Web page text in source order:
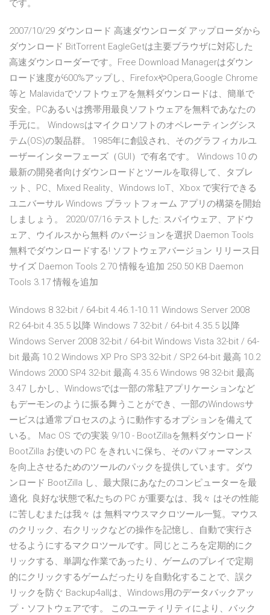
です。
2007/10/29 ダウンロード 高速ダウンローダ アップローダから
ダウンロード BitTorrent EagleGetは主要ブラウザに対応した
高速ダウンローダーです。Free Download Managerはダウン
ロード速度が600%アップし、FirefoxやOpera,Google Chrome
等と Malavidaでソフトウェアを無料ダウンロードは、簡単で
安全。PCあるいは携帯用最良ソフトウェアを無料であなたの
手元に。 Windowsはマイクロソフトのオペレーティングシス
テム(OS)の製品群。 1985年に創設され、そのグラフィカルユ
ーザーインターフェーズ（GUI）で有名です。 Windows 10 の
最新の開発者向けダウンロードとツールを取得して、タブレ
ット、PC、Mixed Reality、Windows IoT、Xbox で実行できる
ユニバーサル Windows プラットフォーム アプリの構築を開始
しましょう。 2020/07/16 テストした: スパイウェア、アドウ
ェア、ウイルスから無料 のバージョンを選択 Daemon Tools
無料でダウンロードする! ソフトウェアバージョン リリース日
サイズ Daemon Tools 2.70 情報を追加 250.50 KB Daemon
Tools 3.17 情報を追加
Windows 8 32-bit / 64-bit 4.46.1-10.11 Windows Server 2008
R2 64-bit 4.35.5 以降 Windows 7 32-bit / 64-bit 4.35.5 以降
Windows Server 2008 32-bit / 64-bit Windows Vista 32-bit / 64-
bit 最高 10.2 Windows XP Pro SP3 32-bit / SP2 64-bit 最高 10.2
Windows 2000 SP4 32-bit 最高 4.35.6 Windows 98 32-bit 最高
3.47 しかし、Windowsでは一部の常駐アプリケーションなど
もデーモンのように振る舞うことができ、一部のWindowsサ
ービスは通常プロセスのように動作するオプションを備えて
いる。 Mac OS での実装 9/10 - BootZillaを無料ダウンロード
BootZilla お使いの PC をきれいに保ち、そのパフォーマンス
を向上させるためのツールのパックを提供しています。ダウ
ンロード BootZilla し、最大限にあなたのコンピューターを最
適化. 良好な状態で私たちの PC が重要なは、我々 はその性能
に苦しむまたは我々 は 無料マウスマクロツール一覧。マウス
のクリック、右クリックなどの操作を記憶し、自動で実行さ
せるようにするマクロツールです。同じところを定期的にク
リックする、単調な作業であったり、ゲームのプレイで定期
的にクリックするゲームだったりを自動化することで、誤ク
リックを防ぐ Backup4allは、Windows用のデータバックアッ
プ・ソフトウェアです。 このユーティリティにより、バック